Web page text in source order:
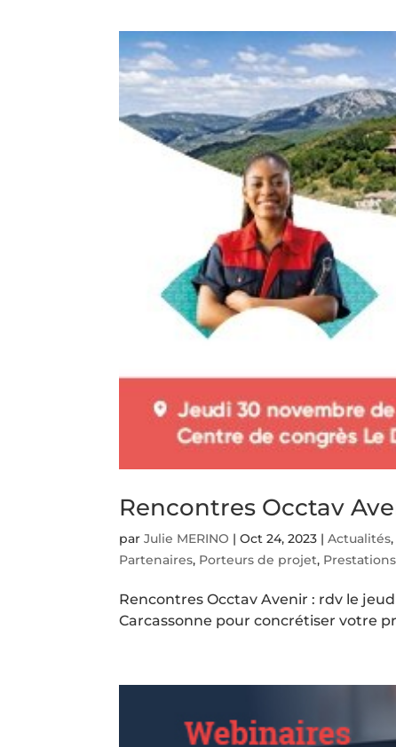
Rencontres Occtav
parJulie MERINO |Oct 24, 2023 |Actualités
Partenaires, Porteurs de projet, Prestations
Rencontres Occtav Avenir : rdv le
Carcassonne pour concrétiser votre